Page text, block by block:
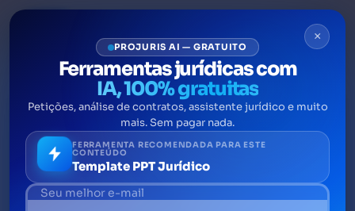
EMPRESAS
ProConsumidor: conheça a
plataforma que substitui o
Sindec
×
PROJURIS AI — GRATUITO
Ferramentas jurídicas com
IA, 100% gratuitas
Petições, análise de contratos, assistente jurídico e muito
mais. Sem pagar nada.
FERRAMENTA RECOMENDADA PARA ESTE
CONTEÚDO
Template PPT Jurídico